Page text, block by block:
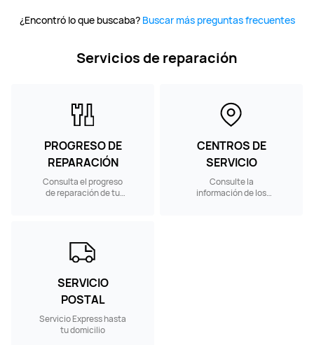
¿Encontró lo que buscaba? Buscar más preguntas frecuentes
Servicios de reparación
PROGRESO DE
REPARACIÓN
Consulta el progreso
de reparación de tu
CENTROS DE
SERVICIO
Consulte la
información de los
SERVICIO
POSTAL
Servicio Express hasta
tu domicilio